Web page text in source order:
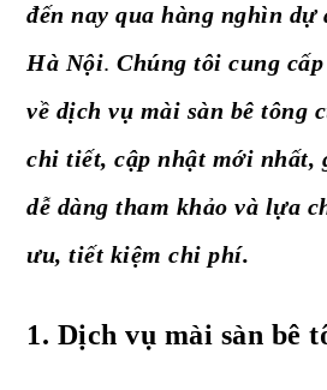
đến nay qua hàng nghìn
Hà Nội.Chúng tôi cung
về dịch vụ mài sàn bê tông
chi tiết, cập nhật mới nhất,
dễ dàng tham khảo và lựa
ưu, tiết kiệm chi phí.
1. Dịch vụ mài sàn bê